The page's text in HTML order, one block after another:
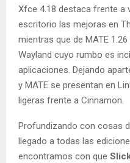
Xfce 4.18 destaca frente a
escritorio las mejoras en
mientras que de MATE
Wayland cuyo rumbo es
aplicaciones. Dejando
y MATE se presentan en
ligeras frente a Cinnamon.
Profundizando con cosas
llegado a todas las
encontramos con que